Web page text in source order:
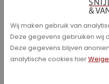
Audi A3 - Sportback 40
Bouwjaar
01-2026
Kilometerstand
Wij maken gebruik van
Deze gegevens gebruiken wij
Deze gegevens blijven
analytische cookies hier